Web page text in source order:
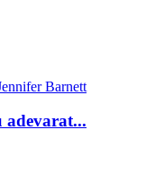
Barnett
adevarat...